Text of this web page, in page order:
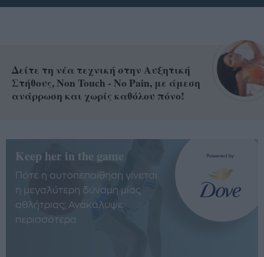
Δείτε τη νέα τεχνική στην Αυξητική
Στήθους, Non Touch - No Pain, με άμεση
ανάρρωση και χωρίς καθόλου πόνο!
Keep her in the game
Πότε η αυτοπεποίθηση γίνεται
η μεγαλύτερη δύναμη μίας
αθλήτριας; Ανακάλυψε
περισσότερα